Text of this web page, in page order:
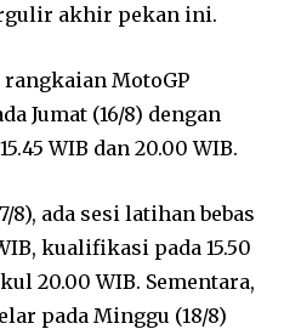
akhir pekan ini.
MotoGP
Jumat (16/8) dengan
WIB dan 20.00 WIB.
8), ada sesi latihan bebas
kualifikasi pada 15.50
20.00 WIB. Sementara,
pada Minggu (18/8)